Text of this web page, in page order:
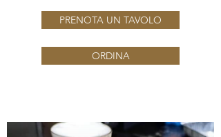
PRENOTA UN TAVOLO
ORDINA